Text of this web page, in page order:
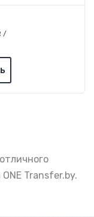
/
Transfer.by.